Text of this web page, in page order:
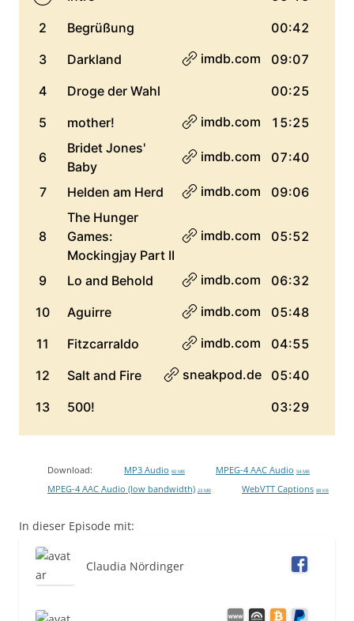
Download: MP3 Audio 60 MB MPEG-4 AAC Audio 54 MB
MPEG-4 AAC Audio (low bandwidth) 23 MB WebVTT Captions 88 KB
In dieser Episode mit:
Claudia Nördinger